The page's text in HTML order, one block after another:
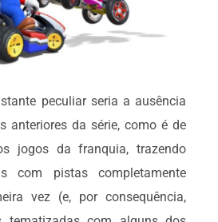
peculiar seria a ausência
anteriores da série, como é de
jogos da franquia, trazendo
com pistas completamente
vez (e, por consequência,